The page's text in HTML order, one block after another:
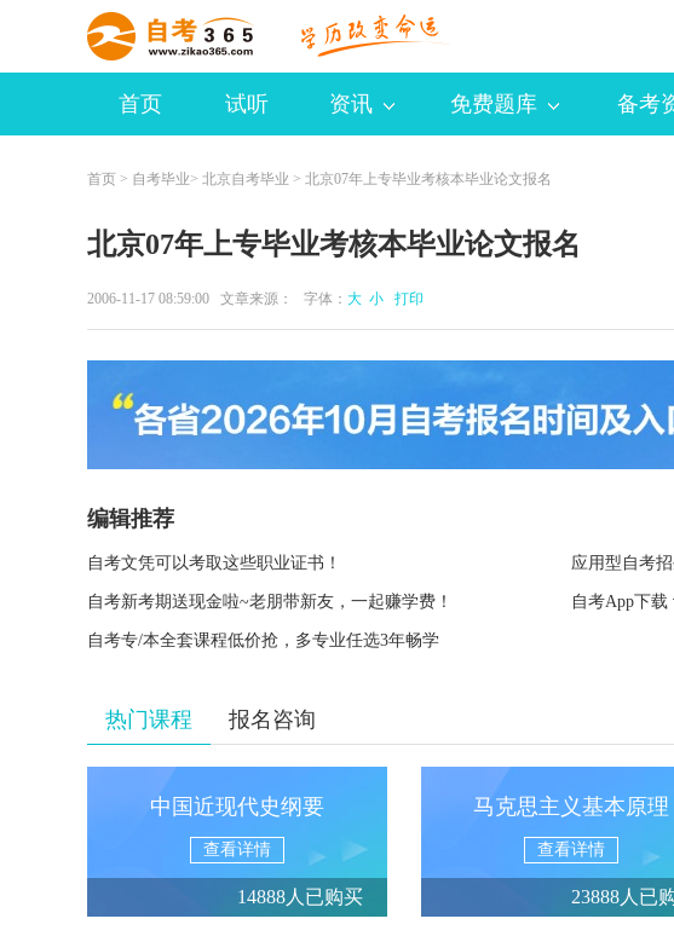
首页 试听 资讯 免费题库 备考
首页 > 自考毕业> 北京自考毕业 > 北京07年上专毕业考核本毕业论文报名
北京07年上专毕业考核本毕业论文报名
2006-11-17 08:59:00 文章来源： 字体： 大 小 打印
编辑推荐
自考文凭可以考取这些职业证书！ 应用型自考
自考新考期送现金啦~老朋带新友，一起赚学费！ 自考App下
自考专/本全套课程低价抢，多专业任选3年畅学
热门课程 报名咨询
中国近现代史纲要
查看详情
14888人已购买
马克思主义基本原理
查看详情
23888人已